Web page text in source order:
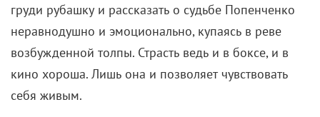
груди рубашку и рассказать о судьбе Попенченко
неравнодушно и эмоционально, купаясь в реве
возбужденной толпы. Страсть ведь и в боксе, и в
кино хороша. Лишь она и позволяет чувствовать
себя живым.